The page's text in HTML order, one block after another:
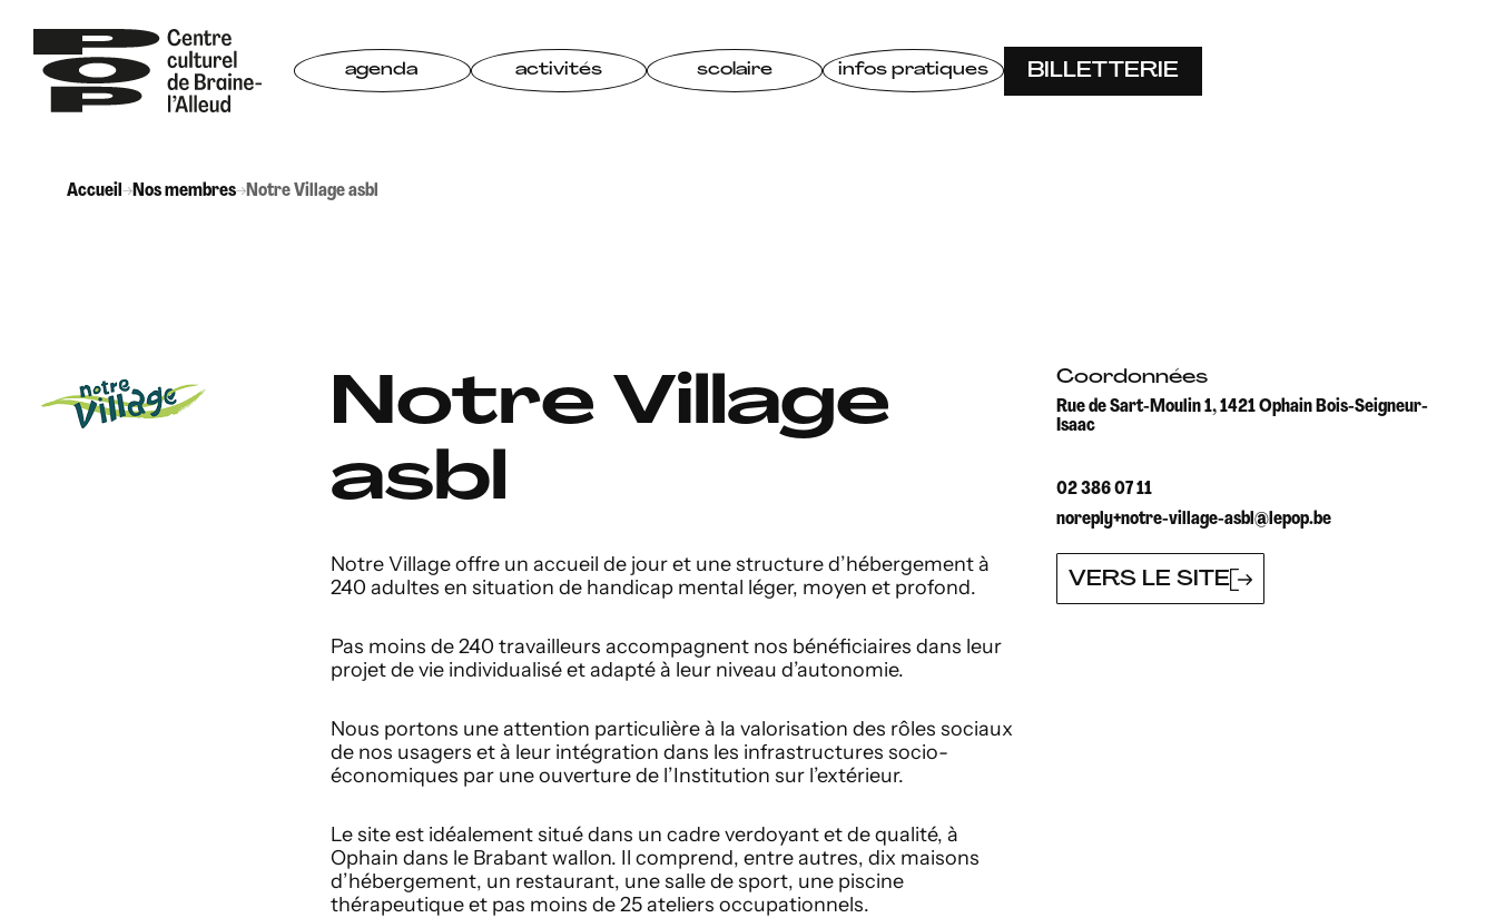
contenu
agenda activités scolaire infos pratiques BILLETTERIE
Accueil →Nos membres→Notre Village asbl
Notre Village
asbl
Notre Village offre un accueil de jour et une structure d’hébergement à
240 adultes en situation de handicap mental léger, moyen et profond.
Pas moins de 240 travailleurs accompagnent nos bénéficiaires dans leur
projet de vie individualisé et adapté à leur niveau d’autonomie.
Nous portons une attention particulière à la valorisation des rôles sociaux
de nos usagers et à leur intégration dans les infrastructures socio-
économiques par une ouverture de l’Institution sur l’extérieur.
Le site est idéalement situé dans un cadre verdoyant et de qualité, à
Ophain dans le Brabant wallon. Il comprend, entre autres, dix maisons
d’hébergement, un restaurant, une salle de sport, une piscine
thérapeutique et pas moins de 25 ateliers occupationnels.
Coordonnées
Rue de Sart-Moulin 1, 1421 Ophain Bois-Seigneur-
Isaac
02 386 07 11
noreply+notre-village-asbl@lepop.be
VERS LE SITE